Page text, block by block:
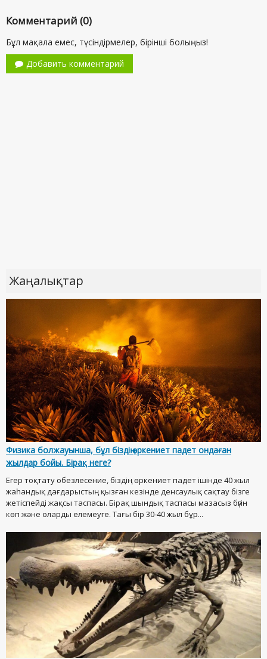
Комментарий (0)
Бұл мақала емес, түсіндірмелер, бірінші болыңыз!
Добавить комментарий
Жаңалықтар
Физика болжауынша, бұл біздің өркениет падет ондаған
жылдар бойы. Бірақ неге?
Егер тоқтату обезлесение, біздің өркениет падет ішінде 40 жыл
жаһандық дағдарыстың қызған кезінде денсаулық сақтау бізге
жетіспейді жақсы таспасы. Бірақ шындық таспасы мазасыз бүгін
көп және оларды елемеуге. Тағы бір 30-40 жыл бұр...